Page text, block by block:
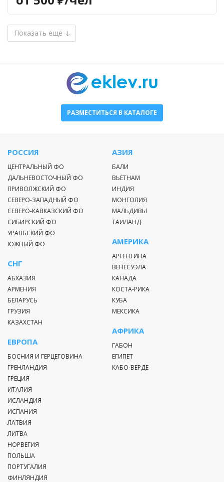
Показать еще
РАЗМЕСТИТЬСЯ В КАТАЛОГЕ
РОССИЯ
ЦЕНТРАЛЬНЫЙ ФО
ДАЛЬНЕВОСТОЧНЫЙ ФО
ПРИВОЛЖСКИЙ ФО
СЕВЕРО-ЗАПАДНЫЙ ФО
СЕВЕРО-КАВКАЗСКИЙ ФО
СИБИРСКИЙ ФО
УРАЛЬСКИЙ ФО
ЮЖНЫЙ ФО
СНГ
АБХАЗИЯ
АРМЕНИЯ
БЕЛАРУСЬ
ГРУЗИЯ
КАЗАХСТАН
ЕВРОПА
БОСНИЯ И ГЕРЦЕГОВИНА
ГРЕНЛАНДИЯ
ГРЕЦИЯ
ИТАЛИЯ
ИСЛАНДИЯ
ИСПАНИЯ
ЛАТВИЯ
ЛИТВА
НОРВЕГИЯ
ПОЛЬША
ПОРТУГАЛИЯ
ФИНЛЯНДИЯ
АЗИЯ
БАЛИ
ВЬЕТНАМ
ИНДИЯ
МОНГОЛИЯ
МАЛЬДИВЫ
ТАИЛАНД
АМЕРИКА
АРГЕНТИНА
ВЕНЕСУЭЛА
КАНАДА
КОСТА-РИКА
КУБА
МЕКСИКА
АФРИКА
ГАБОН
ЕГИПЕТ
КАБО-ВЕРДЕ